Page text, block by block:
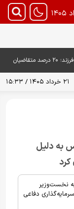
واگذاری زمین ۲۰۰ متری به خانواده‌های دارای سه فرزند؛ ۲۰ درصد متقاضیان
۲۱ خرداد ۱۴۰۵ / ۱۵:۳۳
به دلیل
نخست‌وزیر
سرمایه‌گذاری دفاعی